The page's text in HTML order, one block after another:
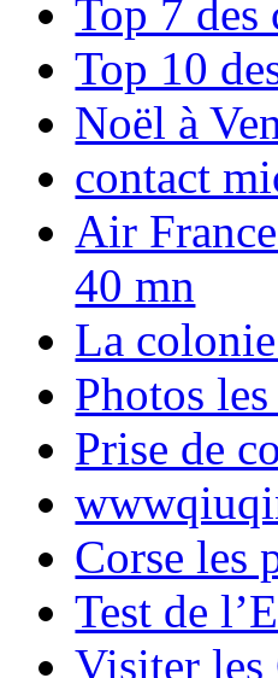
Top 7 des
Top 10
Noël à
contact
Air
40 mn
La
Photos
Prise de
Corse les
Test de
Visiter les